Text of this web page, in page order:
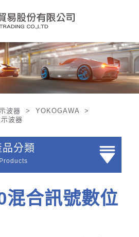
波器 > YOKOGAWA >
波器
品分類
Products
混合訊號數位